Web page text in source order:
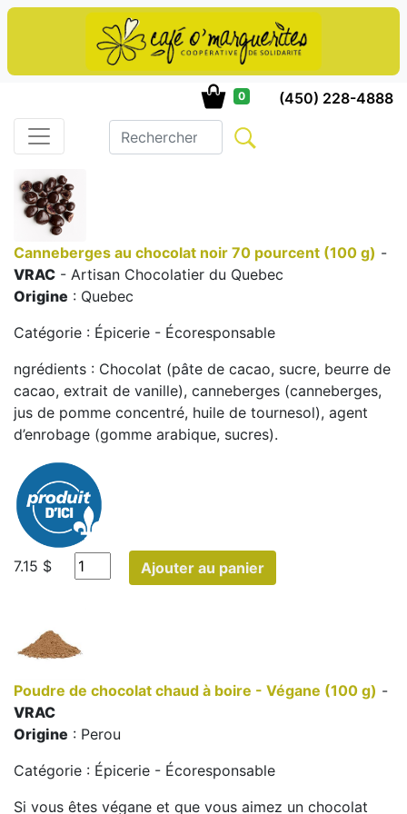
0 (450) 228-4888
Canneberges au chocolat noir 70 pourcent (100 g) -
VRAC - Artisan Chocolatier du Quebec
Origine : Quebec
Catégorie : Épicerie - Écoresponsable
ngrédients : Chocolat (pâte de cacao, sucre, beurre de
cacao, extrait de vanille), canneberges (canneberges,
jus de pomme concentré, huile de tournesol), agent
d’enrobage (gomme arabique, sucres).
7.15 $ Ajouter au panier
Poudre de chocolat chaud à boire - Végane (100 g) -
VRAC
Origine : Perou
Catégorie : Épicerie - Écoresponsable
Si vous êtes végane et que vous aimez un chocolat